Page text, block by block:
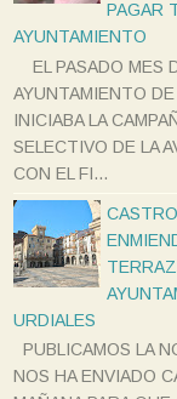
PAGAR
AYUNTAMIENTO
EL PASADO MES
AYUNTAMIENTO
INICIABA LA
SELECTIVO DE LA
CON EL FI...
URDIALES
PUBLICAMOS LA
NOS HA ENVIADO